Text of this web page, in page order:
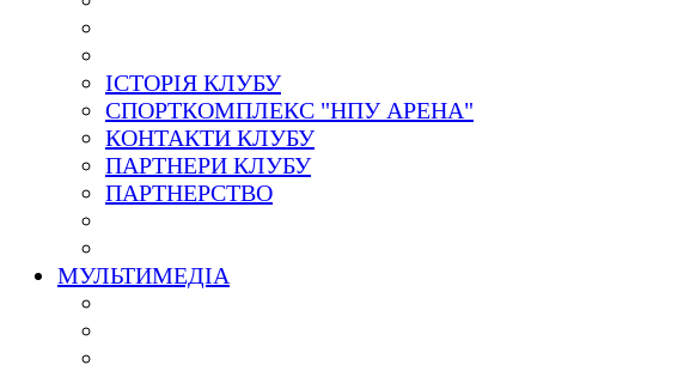
ІСТОРІЯ КЛУБУ
СПОРТКОМПЛЕКС "НПУ АРЕНА"
КОНТАКТИ КЛУБУ
ПАРТНЕРИ КЛУБУ
ПАРТНЕРСТВО
МУЛЬТИМЕДІА